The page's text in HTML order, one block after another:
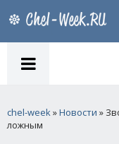
chel-week»Новости »
ложным